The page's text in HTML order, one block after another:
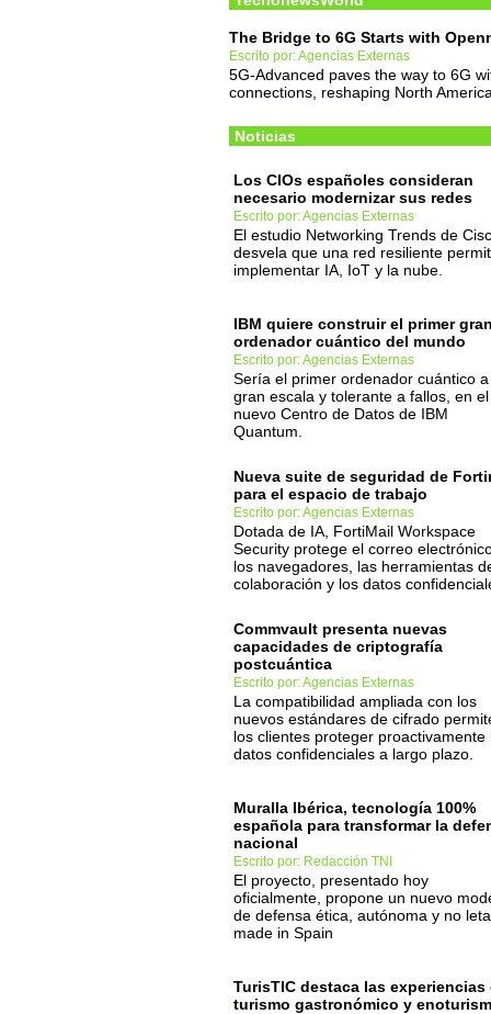
The Bridge to 6G Starts with
Escrito por: Agencias Externas
5G-Advanced paves the way to 6G
connections, reshaping North
Noticias
Los CIOs españoles consideran
necesario modernizar sus redes
Escrito por: Agencias Externas
El estudio Networking Trends de
desvela que una red resiliente
implementar IA, IoT y la nube.
IBM quiere construir el primer
ordenador cuántico del mundo
Escrito por: Agencias Externas
Sería el primer ordenador cuántico a
gran escala y tolerante a fallos, en el
nuevo Centro de Datos de IBM
Quantum.
Nueva suite de seguridad de
para el espacio de trabajo
Escrito por: Agencias Externas
Dotada de IA, FortiMail Workspace
Security protege el correo
los navegadores, las herramientas
colaboración y los datos
Commvault presenta nuevas
capacidades de criptografía
postcuántica
Escrito por: Agencias Externas
La compatibilidad ampliada con los
nuevos estándares de cifrado
los clientes proteger proactivamente
datos confidenciales a largo plazo.
Muralla Ibérica, tecnología 100%
española para transformar la
nacional
Escrito por: Redacción TNI
El proyecto, presentado hoy
oficialmente, propone un nuevo
de defensa ética, autónoma y no
made in Spain
TurisTIC destaca las experiencias
turismo gastronómico y